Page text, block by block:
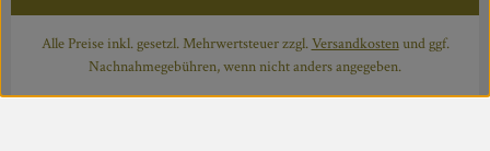
Alle Preise inkl. gesetzl. Mehrwertsteuer zzgl.Versandkostenund ggf.
Nachnahmegebühren, wenn nicht anders angegeben.